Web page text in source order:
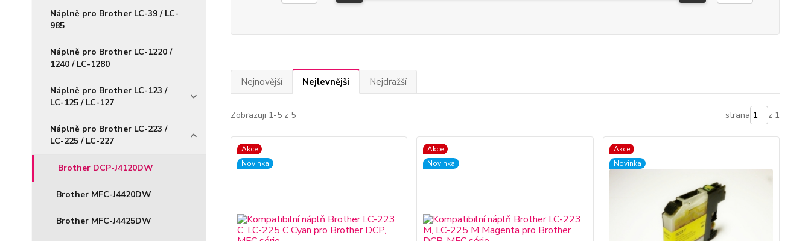
Náplně pro Brother LC-39 / LC-
985
Náplně pro Brother LC-1220 /
1240 / LC-1280
Náplně pro Brother LC-123 /
LC-125 / LC-127
Náplně pro Brother LC-223 /
LC-225 / LC-227
Brother DCP-J4120DW
Brother MFC-J4420DW
Brother MFC-J4425DW
Nejnovější Nejlevnější Nejdražší
Zobrazuji 1-5 z 5 strana z 1
Akce
Novinka
Akce
Novinka
Akce
Novinka